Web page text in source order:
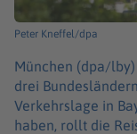
Peter Kneffel/dpa
München (dpa/lby)
drei
Verkehrslage in
haben, rollt die